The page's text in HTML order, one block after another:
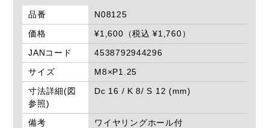
品番
N08125
価格
¥1,600（税込 ¥1,760）
JANコード
4538792944296
サイズ
M8×P1.25
寸法詳細(図
参照)
Dc 16 / K 8/ S 12 (mm)
備考 ワイヤリングホール付